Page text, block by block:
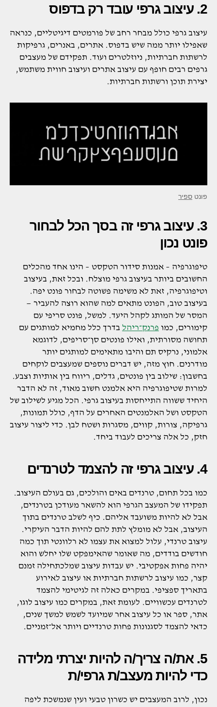
2. עיצוב גרפי עובד רק בדפוס
עיצוב גרפי כולל מבחר רחב של פורמטים דיגיטליים, כנראה
שאפילו יותר ממה שיש בדפוס. אתרים, באנרים, גרפיקות
לרשתות חברתיות, ניוזלטרים ועוד. תפקידם של מעצבים
גרפים רבים חופף עם עיצוב אתרים ועיצוב חווית משתמש,
יצירת תוכן ורשתות חברתיות.
פונט ספיר
3. עיצוב גרפי זה בסך הכל לבחור
פונט נכון
טיפוגרפיה – אמנות סידור הטקסט – הינו אחד מהכלים
החשובים ביותר בעיצוב גרפי מוצלח. ובכל זאת, בעיצוב
וטיפוגרפיה, זאת לא משימה פשוטה לבחור פונט יפה.
בעיצוב טוב, הפונט מתאים למה שהוא רוצה להעביר —
המסר של המותג לקהל היעד. למשל, פונט סריפי עם
קימורים, כמו פרנק־ריהל בדרך כלל מחמיא למותגים עם
תחושה מסורתית, ואילו פונטים סן־סריפים, לדוגמא
אלמוני, נרקיס תם והיבו מתאימים למותגים יותר
מודרנים. חוץ מזה, יש דברים נוספים שמעצבים לוקחים
בחשבון: שילוב בין פונטים, גדלים, ריווח בין אותיות וצבע.
למרות שטיפוגרפיה היא אלמנט חשוב מאוד, זה לא הדבר
היחיד ששווה התייחסות בעיצוב גרפי. הכל מגיע לשילוב של
הטקסט ושל האלמנטים האחרים על הדף, כולל תמונות,
גרפיקה, צורות, קווים, מסגרות ושטח לבן. כדי ליצור עיצוב
חזק, כל אלה צריכים לעבוד ביחד.
4. עיצוב גרפי זה להצמד לטרנדים
כמו בכל תחום, טרנדים באים והולכים, גם בעולם העיצוב.
תפקידו של המעצב הגרפי הוא להשאר מעודכן בטרנדים,
אבל לא להיות משועבד אליהם. כיף לשלב טרנדים בתוך
העיצוב, אבל לא מומלץ לתת להם להיות הדבר העיקרי.
עיצוב טרנדי, עלול למצוא את עצמו לא רלוונטי תוך כמה
חודשים בודדים, מה שאומר שהאימפקט שלו יחלש והוא
יהיה פחות אפקטיבי. יש עבדות עיצוב שמלכתחילה זמנם
קצר, כמו עיצוב לרשתות חברתיות או עיצוב לאירוע
בתאריך ספציפי. במקרים כאלה זה לגיטימי להצמד
לטרנדים עכשוויים. לעומת זאת, במקרים כמו עיצוב לוגו,
אתר, ספר או כל עיצוב אחר שמיועד לשמש למשך שנים,
כדאי להצמד לסגנונות פחות טרנדיים ויותר אל־זמניים.
5. את/ה צריך/ה להיות יצרתי מלידה
כדי להיות מעצב/ת גרפי/ת
נכון, לרוב המעצבים יש כשרון טבעי ועין שנמשכת ליפה